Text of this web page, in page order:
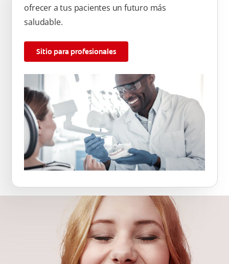
ofrecer a tus pacientes un futuro más
saludable.
Sitio para profesionales